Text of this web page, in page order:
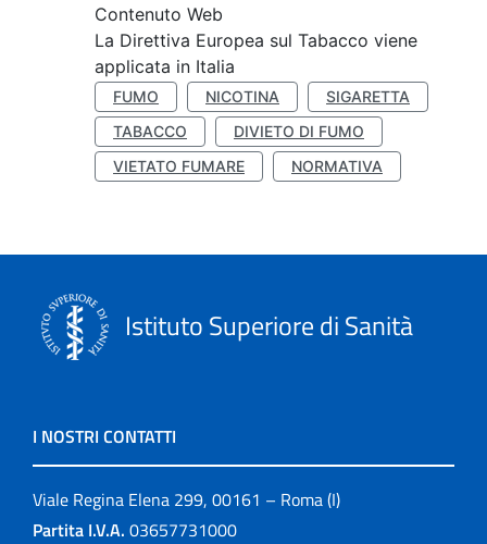
Contenuto Web
La Direttiva Europea sul Tabacco viene
applicata in Italia
FUMO NICOTINA
SIGARETTA
TABACCO
DIVIETO DI FUMO
VIETATO FUMARE
NORMATIVA
Istituto Superiore di Sanità
I NOSTRI CONTATTI
Viale Regina Elena 299, 00161 – Roma (I)
Partita I.V.A. 03657731000